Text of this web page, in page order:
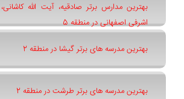
بهترین مدارس برتر صادقیه، آیت الله
اشرفی اصفهانی در منطقه 5
بهترین مدرسه های برتر گیشا در منطقه 2
بهترین مدرسه های برتر طرشت در منطقه 2